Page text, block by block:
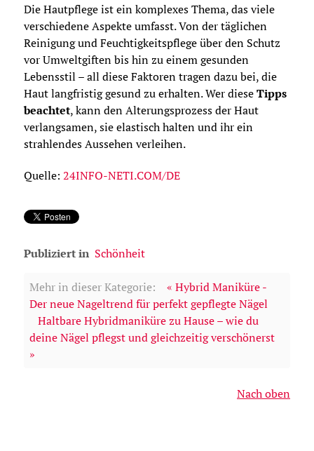
Die Hautpflege ist ein komplexes Thema, das viele
verschiedene Aspekte umfasst. Von der täglichen
Reinigung und Feuchtigkeitspflege über den Schutz
vor Umweltgiften bis hin zu einem gesunden
Lebensstil – all diese Faktoren tragen dazu bei, die
Haut langfristig gesund zu erhalten. Wer dieseTipps
beachtet, kann den Alterungsprozess der Haut
verlangsamen, sie elastisch halten und ihr ein
strahlendes Aussehen verleihen.
Quelle: 24INFO-NETI.COM/DE
Publiziert in Schönheit
Mehr in dieser Kategorie:
« Hybrid Maniküre -
Der neue Nageltrend für perfekt gepflegte Nägel
Haltbare Hybridmaniküre zu Hause – wie du
deine Nägel pflegst und gleichzeitig verschönerst
»
Nach oben